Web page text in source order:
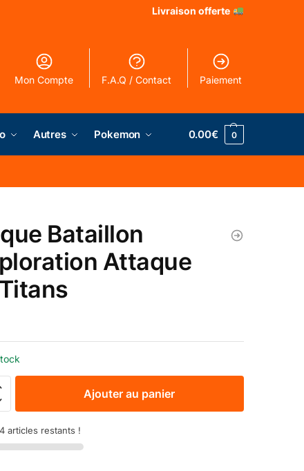
Livraison offerte
Mon Compte F.A.Q / Contact Paiement
Autres Pokemon 0.00€ 0
Bataillon
Attaque
Ajouter au panier
articles restants !